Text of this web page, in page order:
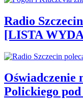
Radio
[LISTA
Oświadczenie
Polickiego